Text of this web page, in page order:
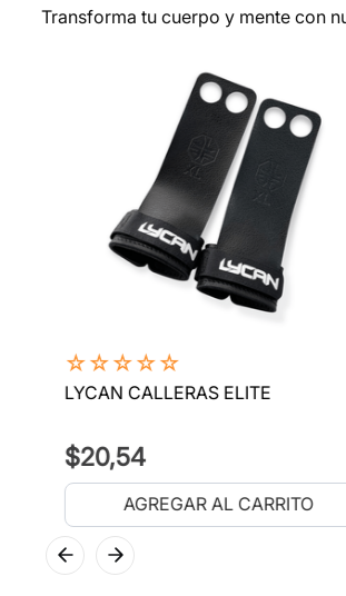
Transforma tu cuerpo y mente con
☆☆☆☆☆
LYCAN CALLERAS ELITE
$20,54
AGREGAR AL CARRITO